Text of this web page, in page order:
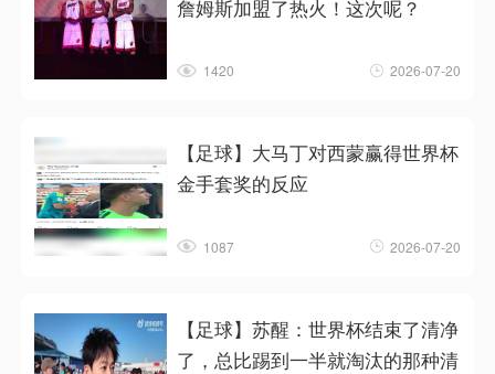
詹姆斯加盟了热火！这次呢？
1420 2026-07-20
【足球】大马丁对西蒙赢得世界杯
金手套奖的反应
1087 2026-07-20
【足球】苏醒：世界杯结束了清净
了，总比踢到一半就淘汰的那种清